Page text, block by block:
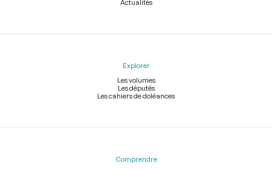
Actualités
Explorer
Les volumes
Les députés
Les cahiers de doléances
Comprendre